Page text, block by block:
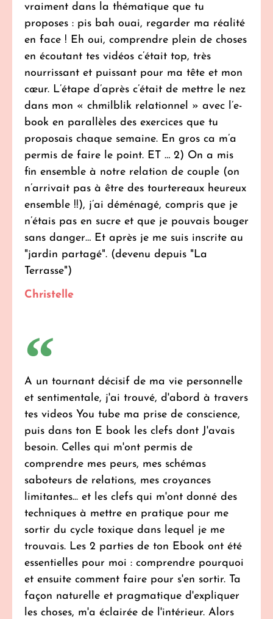
vraiment dans la thématique que tu
proposes : pis bah ouai, regarder ma réalité
en face ! Eh oui, comprendre plein de choses
en écoutant tes vidéos c’était top, très
nourrissant et puissant pour ma tête et mon
cœur. L’étape d’après c’était de mettre le nez
dans mon « chmilblik relationnel » avec l’e-
book en parallèles des exercices que tu
proposais chaque semaine. En gros ca m’a
permis de faire le point. ET … 2) On a mis
fin ensemble à notre relation de couple (on
n’arrivait pas à être des tourtereaux heureux
ensemble !!), j’ai déménagé, compris que je
n’étais pas en sucre et que je pouvais bouger
sans danger… Et après je me suis inscrite au
"jardin partagé". (devenu depuis "La
Terrasse")
Christelle
A un tournant décisif de ma vie personnelle
et sentimentale, j'ai trouvé, d'abord à travers
tes videos You tube ma prise de conscience,
puis dans ton E book les clefs dont J'avais
besoin. Celles qui m'ont permis de
comprendre mes peurs, mes schémas
saboteurs de relations, mes croyances
limitantes... et les clefs qui m'ont donné des
techniques à mettre en pratique pour me
sortir du cycle toxique dans lequel je me
trouvais. Les 2 parties de ton Ebook ont été
essentielles pour moi : comprendre pourquoi
et ensuite comment faire pour s'en sortir. Ta
façon naturelle et pragmatique d'expliquer
les choses, m'a éclairée de l'intérieur. Alors